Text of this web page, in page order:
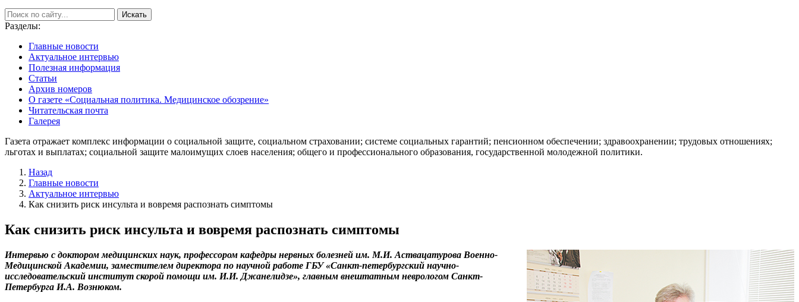
Искать
Разделы:
Главные новости
Актуальное интервью
Полезная информация
Статьи
Архив номеров
О газете «Социальная политика. Медицинское обозрение»
Читательская почта
Галерея
Газета отражает комплекс информации о социальной защите, социальном страховании; системе социальных гарантий; пенсионном обеспечении; здравоохранении; трудовых отношениях;
льготах и выплатах; социальной защите малоимущих слоев населения; общего и профессионального образования, государственной молодежной политики.
Назад
Главные новости
Актуальное интервью
Как снизить риск инсульта и вовремя распознать симптомы
Как снизить риск инсульта и вовремя распознать симптомы
Интервью с доктором медицинских наук, профессором кафедры нервных болезней им. М.И. Аствацатурова Военно-
Медицинской Академии, заместителем директора по научной работе ГБУ «Санкт-петербургский научно-
исследовательский институт скорой помощи им. И.И. Джанелидзе», главным внештатным неврологом Санкт-
Петербурга И.А. Вознюком.